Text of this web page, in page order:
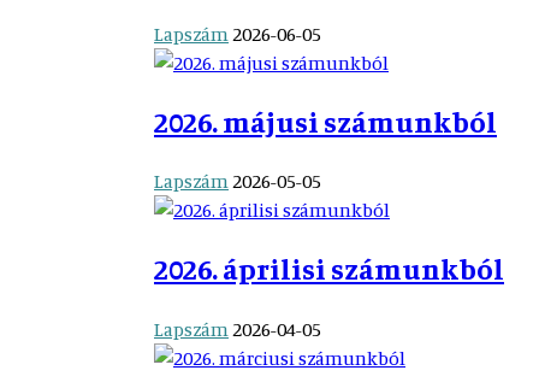
Lapszám 2026-06-05
2026. májusi számunkból
Lapszám2026-05-05
2026. áprilisi számunkból
Lapszám2026-04-05